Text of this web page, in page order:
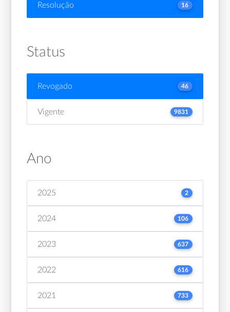
Resolução 16
Status
Revogado 46
Vigente 9831
Ano
2025 2
2024 106
2023 637
2022 616
2021 733